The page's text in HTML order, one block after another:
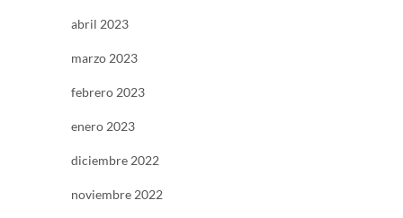
abril 2023
marzo 2023
febrero 2023
enero 2023
diciembre 2022
noviembre 2022